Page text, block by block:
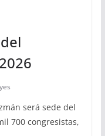
será sede del
700 congresistas,